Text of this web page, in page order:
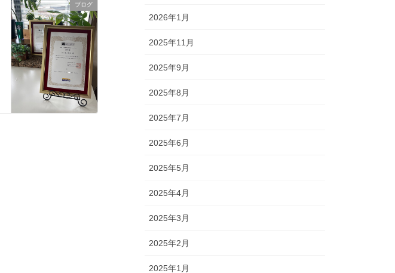
ブログ
2026年1月
2025年11月
2025年9月
2025年8月
2025年7月
2025年6月
2025年5月
2025年4月
2025年3月
2025年2月
2025年1月